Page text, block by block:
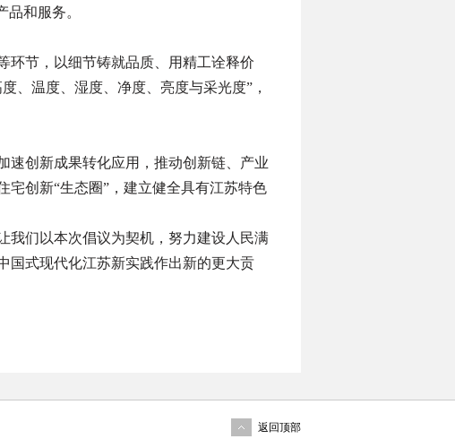
和服务。
环节，以细节铸就品质、用精工诠释价
、温度、湿度、净度、亮度与采光度”，
速创新成果转化应用，推动创新链、产业
宅创新“生态圈”，建立健全具有江苏特色
我们以本次倡议为契机，努力建设人民满
国式现代化江苏新实践作出新的更大贡
返回顶部